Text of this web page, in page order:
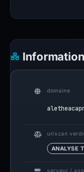
domaine
urlscan
ANALYSE